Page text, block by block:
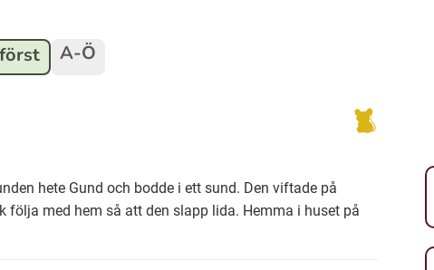
A-Ö
hete Gund och bodde i ett sund. Den viftade på
följa med hem så att den slapp lida. Hemma i huset på